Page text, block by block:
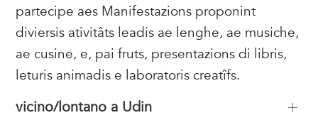
partecipe aes Manifestazions proponint
diviersis ativitâts leadis ae lenghe, ae musiche,
ae cusine, e, pai fruts, presentazions di libris,
leturis animadis e laboratoris creatîfs.
vicino/lontano a Udin